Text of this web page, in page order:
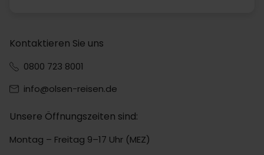
Kontaktieren Sie uns
0800 723 8001
info@olsen-reisen.de
Unsere Öffnungszeiten sind:
Montag – Freitag 9–17 Uhr (MEZ)